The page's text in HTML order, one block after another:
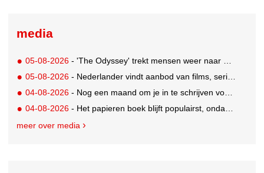
media
05-08-2026 - 'The Odyssey' trekt mensen weer naar de bioscoop
05-08-2026 - Nederlander vindt aanbod van films, series en sport vaak versnipperd
04-08-2026 - Nog een maand om je in te schrijven voor de Mercurs 2026
04-08-2026 - Het papieren boek blijft populairst, ondanks digitale alternatieven
meer over media